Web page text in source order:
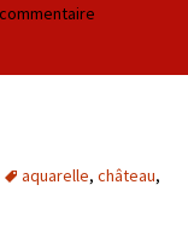
aquarelle, château,